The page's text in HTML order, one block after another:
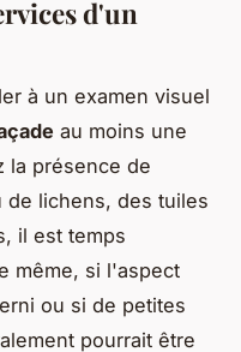
d'un
à un examen visuel
au moins une
la présence de
de lichens, des tuiles
il est temps
même, si l'aspect
ou si de petites
pourrait être